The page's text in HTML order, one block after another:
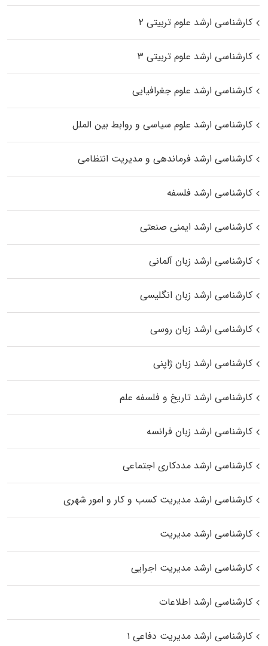
کارشناسی ارشد علوم تربیتی ۲
کارشناسی ارشد علوم تربیتی ۳
کارشناسی ارشد علوم جغرافیایی
کارشناسی ارشد علوم سیاسی و روابط بین الملل
کارشناسی ارشد فرماندهی و مدیریت انتظامی
کارشناسی ارشد فلسفه
کارشناسی ارشد ایمنی صنعتی
کارشناسی ارشد زبان آلمانی
کارشناسی ارشد زبان انگلیسی
کارشناسی ارشد زبان روسی
کارشناسی ارشد زبان ژاپنی
کارشناسی ارشد تاریخ و فلسفه علم
کارشناسی ارشد زبان فرانسه
کارشناسی ارشد مددکاری اجتماعی
کارشناسی ارشد مدیریت کسب و کار و امور شهری
کارشناسی ارشد مدیریت
کارشناسی ارشد مدیریت اجرایی
کارشناسی ارشد اطلاعات
کارشناسی ارشد مدیریت دفاعی ۱